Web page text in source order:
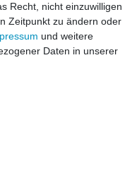
Recht, nicht einzuwilligen
Zeitpunkt zu ändern oder
und weitere
Daten in unserer